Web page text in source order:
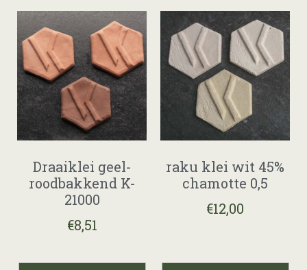
Draaiklei geel-
roodbakkend K-
21000
€8,51
raku klei wit 45%
chamotte 0,5
€12,00